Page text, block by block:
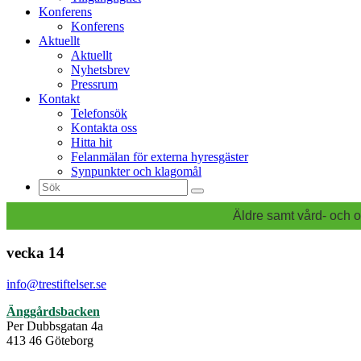
Konferens
Konferens
Aktuellt
Aktuellt
Nyhetsbrev
Pressrum
Kontakt
Telefonsök
Kontakta oss
Hitta hit
Felanmälan för externa hyresgäster
Synpunkter och klagomål
Sök
efter:
Äldre samt vård- och
vecka 14
info@trestiftelser.se
Änggårdsbacken
Per Dubbsgatan 4a
413 46 Göteborg